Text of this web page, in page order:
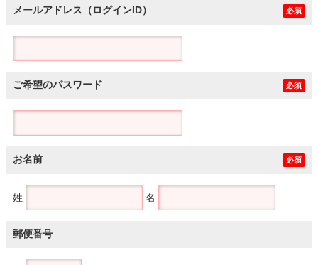
メールアドレス（ログインID） 必須
ご希望のパスワード 必須
お名前 必須
姓 名
郵便番号